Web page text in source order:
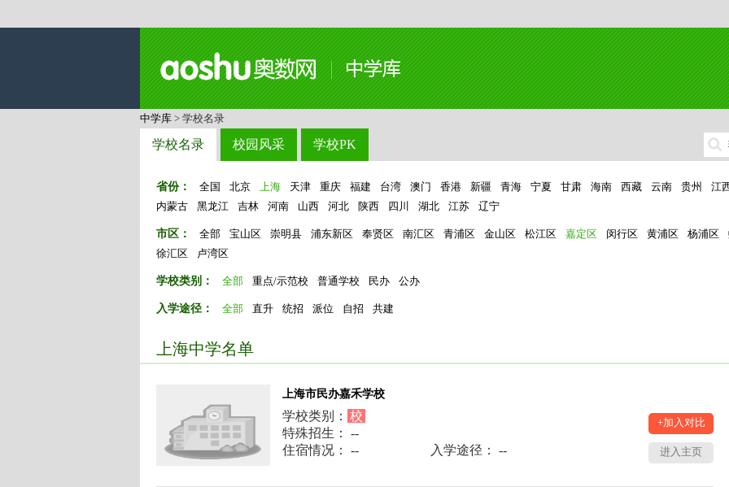
中学库 > 学校名录
学校名录 校园风采 学校PK
省份： 全国 北京 上海 天津 重庆 福建 台湾 澳门 香港 新疆 青海 宁夏 甘肃 海南 西藏 云南 贵州
江
内蒙古
黑龙江 吉林 河南 山西 河北 陕西 四川 湖北 江苏 辽宁
市区： 全部 宝山区 崇明县 浦东新区 奉贤区 南汇区 青浦区 金山区 松江区 嘉定区 闵行区 黄浦区 杨浦区
徐汇区
卢湾区
学校类别： 全部 重点/示范校 普通学校 民办 公办
入学途径： 全部 直升 统招 派位 自招 共建
上海中学名单
上海市民办嘉禾学校
学校类别： 校
特殊招生： --
住宿情况： --
入学途径： --
+加入对比
进入主页